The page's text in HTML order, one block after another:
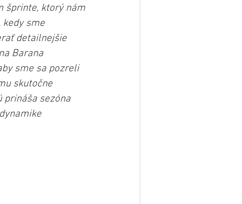
šprinte, ktorý nám
kedy sme
detailnejšie
Barana
sme sa pozreli
skutočne
prináša sezóna